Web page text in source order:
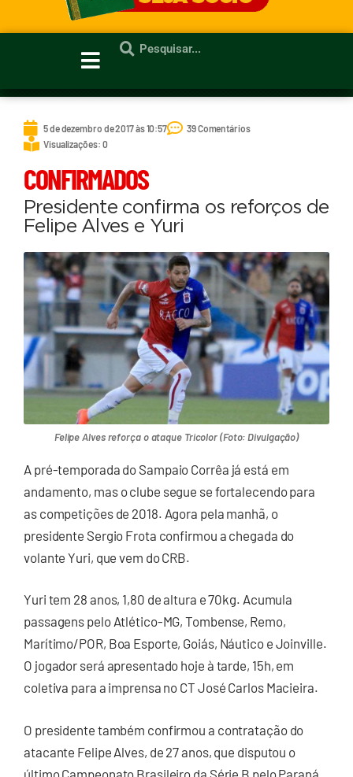
5 de dezembro de 2017 às 10:57
39 Comentários
Visualizações: 0
CONFIRMADOS
Presidente confirma os reforços de
Felipe Alves e Yuri
Felipe Alves reforça o ataque Tricolor (Foto: Divulgação)
A pré-temporada do Sampaio Corrêa já está em
andamento, mas o clube segue se fortalecendo para
as competições de 2018. Agora pela manhã, o
presidente Sergio Frota confirmou a chegada do
volante Yuri, que vem do CRB.
Yuri tem 28 anos, 1,80 de altura e 70kg. Acumula
passagens pelo Atlético-MG, Tombense, Remo,
Marítimo/POR, Boa Esporte, Goiás, Náutico e Joinville.
O jogador será apresentado hoje à tarde, 15h, em
coletiva para a imprensa no CT José Carlos Macieira.
O presidente também confirmou a contratação do
atacante Felipe Alves, de 27 anos, que disputou o
último Campeonato Brasileiro da Série B pelo Paraná,